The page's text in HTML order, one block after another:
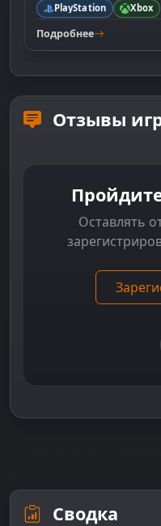
PlayStation Xbox
Подробнее
Отзывы
Оставлять
Сводка